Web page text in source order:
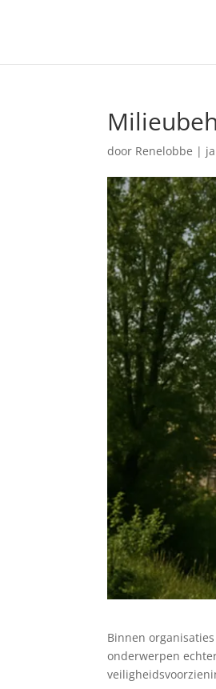
door Renelobbe |
Binnen
onderwerpen